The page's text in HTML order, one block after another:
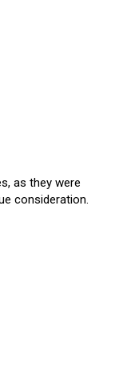
as they were
consideration.